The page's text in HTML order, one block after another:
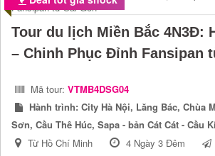
Tour du lịch Miền Bắc 4N3Đ:
– Chinh Phục Đỉnh Fansipan
Mã tour: VTMB4DSG04
Hành trình: City Hà Nội, Lăng Bác, Chùa
Sơn, Cầu Thê Húc, Sapa - bản Cát Cát - Cầu
Từ Hồ Chí Minh
4 Ngày 3 Đêm